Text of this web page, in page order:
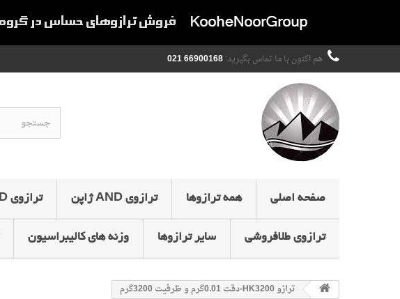
هم اکنون با ما تماس بگیرید:66900168 021
صفحه اصلی همه ترازوها ترازوی AND ژاپن ترازوی AND چین
ترازوی طلافروشی سایر ترازوها وزنه های کالیبراسیون
ترازو HK3200-دقت 0.01گرم و ظرفیت 3200گرم